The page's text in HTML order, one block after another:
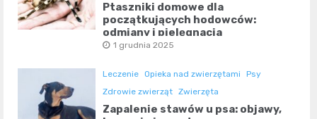
Ptaszniki domowe dla
początkujących hodowców:
odmiany i pielęgnacja
1 grudnia 2025
Leczenie Opieka nad zwierzętami
Psy
Zdrowie zwierząt Zwierzęta
Zapalenie stawów u psa: objawy,